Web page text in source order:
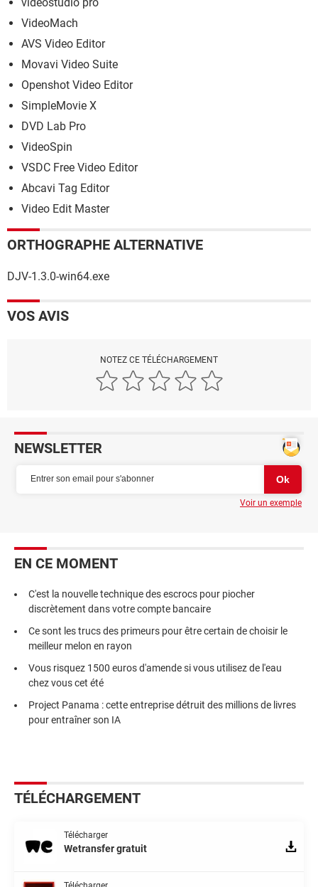
VideoMach
AVS Video Editor
Movavi Video Suite
Openshot Video Editor
SimpleMovie X
DVD Lab Pro
VideoSpin
VSDC Free Video Editor
Abcavi Tag Editor
Video Edit Master
ORTHOGRAPHE ALTERNATIVE
DJV-1.3.0-win64.exe
VOS AVIS
NOTEZ CE TÉLÉCHARGEMENT
NEWSLETTER
Voir un exemple
EN CE MOMENT
C'est la nouvelle technique des escrocs pour piocher
discrètement dans votre compte bancaire
Ce sont les trucs des primeurs pour être certain de choisir le
meilleur melon en rayon
Vous risquez 1500 euros d'amende si vous utilisez de l'eau
chez vous cet été
Project Panama : cette entreprise détruit des millions de livres
pour entraîner son IA
TÉLÉCHARGEMENT
Télécharger
Wetransfer gratuit